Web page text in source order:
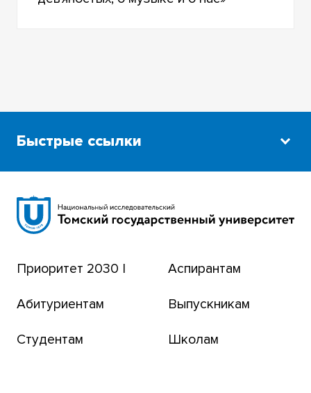
Быстрые ссылки
Сибирский ботанический сад
Томский региональный центр коллективного
Транссибирский научный путь
Приоритет 2030 |
Абитуриентам
Студентам
Аспирантам
Выпускникам
Школам